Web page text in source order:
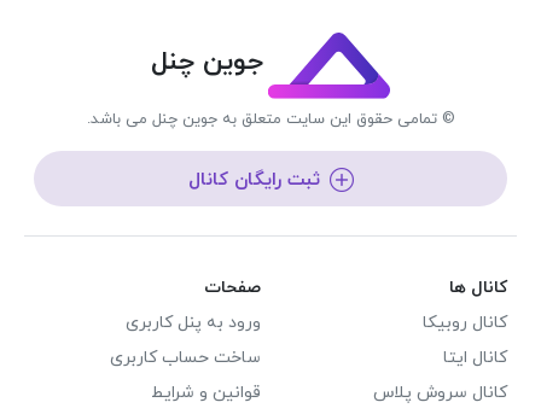
جوین چنل
© تمامی حقوق این سایت متعلق به جوین چنل می باشد.
ثبت رایگان کانال
کانال ها
کانال روبیکا
کانال ایتا
کانال سروش پلاس
صفحات
ورود به پنل کاربری
ساخت حساب کاربری
قوانین و شرایط